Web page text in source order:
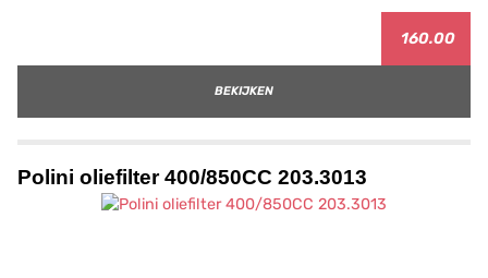
160.00
BEKIJKEN
Polini oliefilter 400/850CC 203.3013